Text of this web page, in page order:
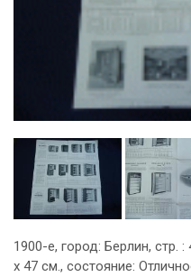
1900-е, город: Берлин, стр.
х 47 см., состояние: